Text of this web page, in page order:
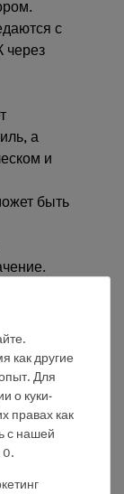
с
через
а
и
быть
к
в
как другие
Для
о куки-
правах как
с нашей
0.